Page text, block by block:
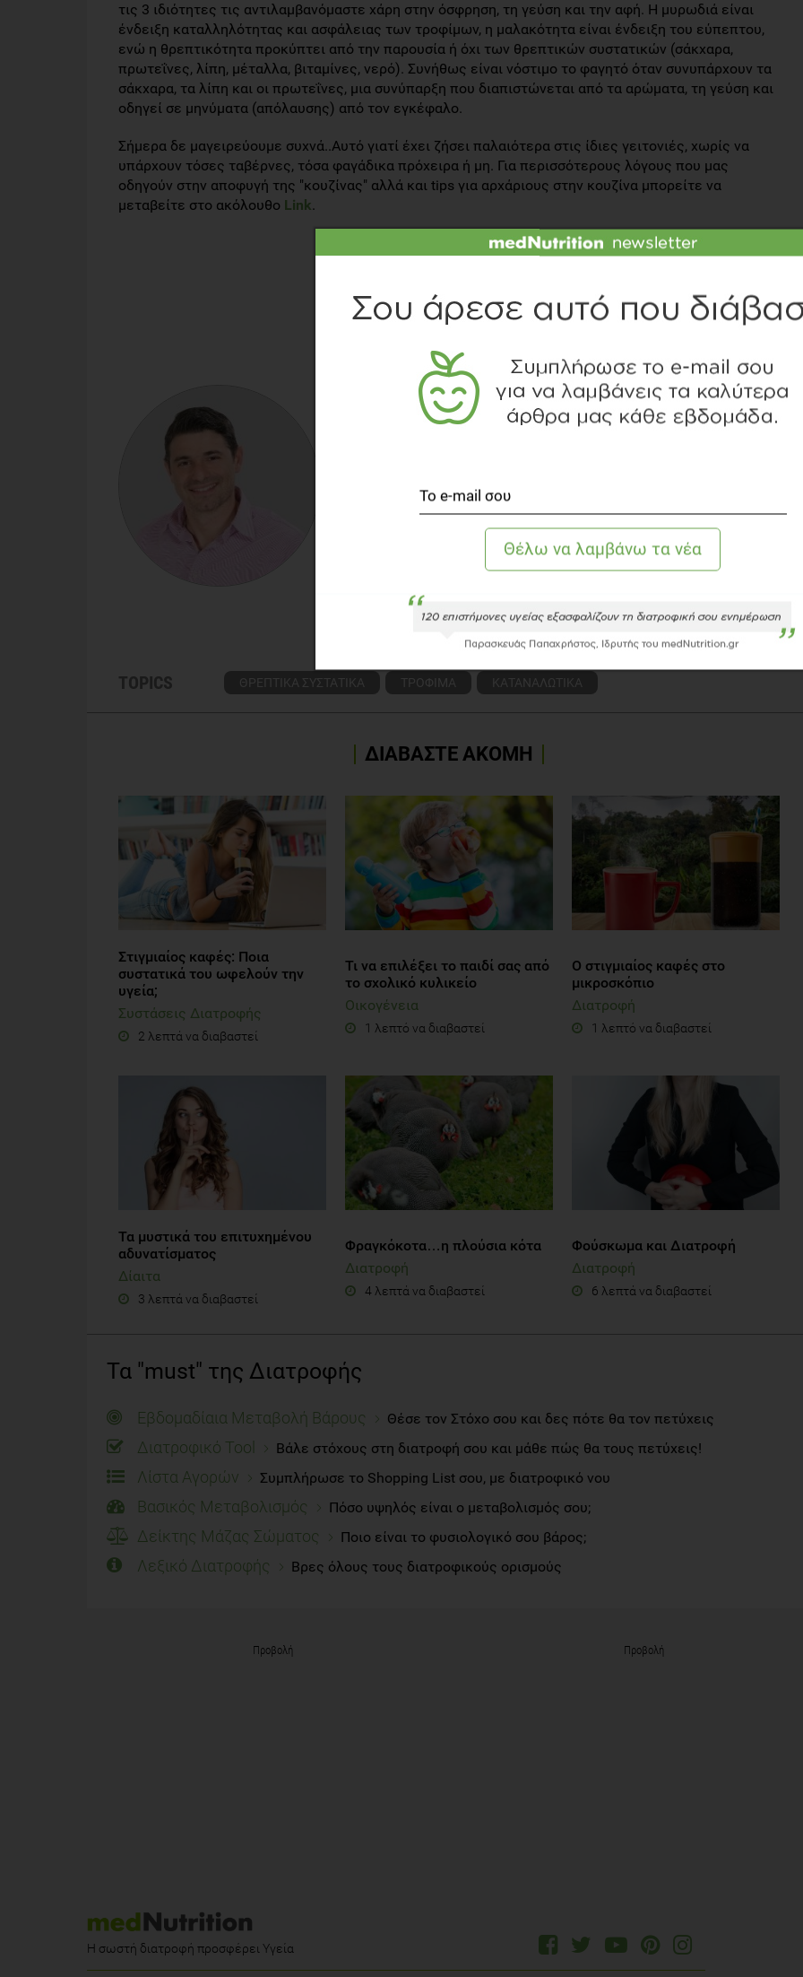
τις 3 ιδιότητες τις αντιλαμβανόμαστε χάρη στην όσφρηση, τη γεύση και την αφή. Η μυρωδιά είναι
ένδειξη καταλληλότητας και ασφάλειας των τροφίμων, η μαλακότητα είναι ένδειξη του εύπεπτου,
ενώ η θρεπτικότητα προκύπτει από την παρουσία ή όχι των θρεπτικών συστατικών (σάκχαρα,
πρωτεΐνες, λίπη, μέταλλα, βιταμίνες, νερό). Συνήθως είναι νόστιμο το φαγητό όταν συνυπάρχουν τα
σάκχαρα, τα λίπη και οι πρωτεΐνες, μια συνύπαρξη που διαπιστώνεται από τα αρώματα, τη γεύση και
οδηγεί σε μηνύματα (απόλαυσης) από τον εγκέφαλο.
Σήμερα δε μαγειρεύουμε συχνά..Αυτό γιατί έχει ζήσει παλαιότερα στις ίδιες γειτονιές, χωρίς να
υπάρχουν τόσες ταβέρνες, τόσα φαγάδικα πρόχειρα ή μη. Για περισσότερους λόγους που μας
οδηγούν στην αποφυγή της "κουζίνας" αλλά και tips για αρχάριους στην κουζίνα μπορείτε να
μεταβείτε στο ακόλουθο Link.
ΔΗΜΉΤΡΗΣ Π. ΜΠΕΡΤΖΕΛΈΤΟΣ
Διαιτολόγος - Διατροφολόγος, M.Sc.
Ο Δημήτρης Μπερτζελέτος είναι Διαιτολόγος – Διατροφολόγος,
ενώ παρέχει τις υπηρεσίες του στο Κέντρο Αποκατάστασης
Γνωρίστε τoν αρθογράφο
Δείτε το διαιτολογικό γραφείο
TOPICS ΘΡΕΠΤΙΚΑ ΣΥΣΤΑΤΙΚΑ ΤΡΟΦΙΜΑ ΚΑΤΑΝΑΛΩΤΙΚΑ
ΔΙΑΒΑΣΤΕ ΑΚΟΜΗ
Στιγμιαίος καφές: Ποια
συστατικά του ωφελούν την
υγεία;
Συστάσεις Διατροφής
2 λεπτά να διαβαστεί
Τι να επιλέξει το παιδί σας από
το σχολικό κυλικείο
Οικογένεια
1 λεπτό να διαβαστεί
Ο στιγμιαίος καφές στο
μικροσκόπιο
Διατροφή
1 λεπτό να διαβαστεί
Τα μυστικά του επιτυχημένου
αδυνατίσματος
Δίαιτα
3 λεπτά να διαβαστεί
Φραγκόκοτα…η πλούσια κότα
Διατροφή
4 λεπτά να διαβαστεί
Φούσκωμα και Διατροφή
Διατροφή
6 λεπτά να διαβαστεί
Τα "must" της Διατροφής
Εβδομαδίαια Μεταβολή Βάρους Θέσε τον Στόχο σου και δες πότε θα τον πετύχεις
Διατροφικό Tool Βάλε στόχους στη διατροφή σου και μάθε πώς θα τους πετύχεις!
Λίστα Αγορών Συμπλήρωσε το Shopping List σου, με διατροφικό νου
Βασικός Μεταβολισμός Πόσο υψηλός είναι ο μεταβολισμός σου;
Δείκτης Μάζας Σώματος Ποιο είναι το φυσιολογικό σου βάρος;
Λεξικό Διατροφής Βρες όλους τους διατροφικούς ορισμούς
Προβολή Προβολή
Η σωστή διατροφή προσφέρει Υγεία